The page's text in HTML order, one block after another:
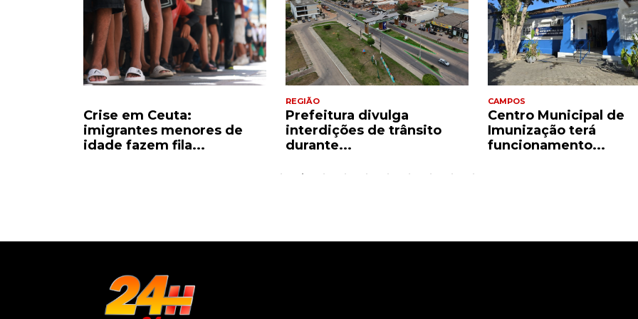
Crise em Ceuta:
imigrantes menores de
idade fazem fila...
REGIÃO
Prefeitura divulga
interdições de trânsito
durante...
CAMPOS
Centro Municipal de
Imunização terá
funcionamento...